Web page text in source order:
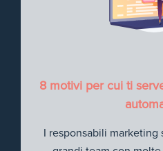
8 motivi per cui ti
I responsabili marketing